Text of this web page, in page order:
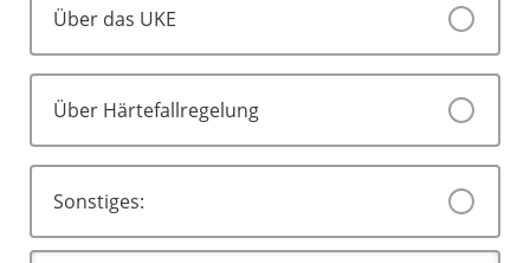
Über das UKE
Über Härtefallregelung
Sonstiges: